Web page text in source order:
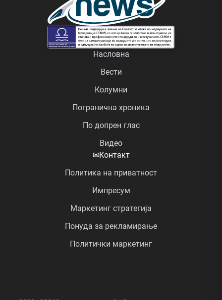
Насловна
Вести
Колумни
Погранична хроника
По допрен глас
Видео
✉Контакт
Политика на приватност
Импресум
Маркетинг стратегија
Понуда за рекламирање
Политички маркетинг